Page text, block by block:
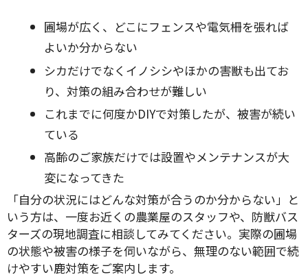
圃場が広く、どこにフェンスや電気柵を張れば
よいか分からない
シカだけでなくイノシシやほかの害獣も出てお
り、対策の組み合わせが難しい
これまでに何度かDIYで対策したが、被害が続い
ている
高齢のご家族だけでは設置やメンテナンスが大
変になってきた
「自分の状況にはどんな対策が合うのか分からない」と
いう方は、一度お近くの農業屋のスタッフや、防獣バス
ターズの現地調査に相談してみてください。実際の圃場
の状態や被害の様子を伺いながら、無理のない範囲で続
けやすい鹿対策をご案内します。